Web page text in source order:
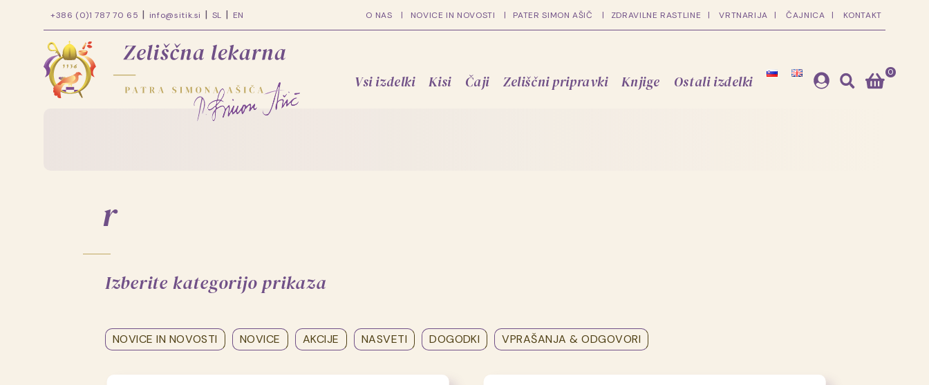
+386 (0)1 787 70 65 info@sitik.si SL EN O NAS NOVICE IN NOVOSTI PATER SIMON AŠIČ ZDRAVILNE RASTLINE VRTNARIJA ČAJNICA KONTAKT
Zeliščna
lekarna 0
Vsi izdelki Kisi Čaji Zeliščni pripravki Knjige Ostali izdelki
r
Izberite kategorijo prikaza
NOVICE IN NOVOSTI NOVICE AKCIJE NASVETI DOGODKI VPRAŠANJA & ODGOVORI